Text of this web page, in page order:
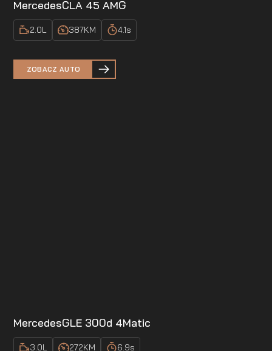
MercedesCLA 45 AMG
2.0L 387KM 4.1s
ZOBACZ AUTO
MercedesGLE 300d 4Matic
3.0L 272KM 6.9s